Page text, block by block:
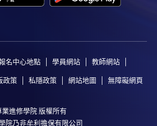
名中心地點 學員網站 教師網站
政策 私隱政策 網站地圖 無障礙網頁
進修學院 版權所有
院乃非牟利擔保有限公司